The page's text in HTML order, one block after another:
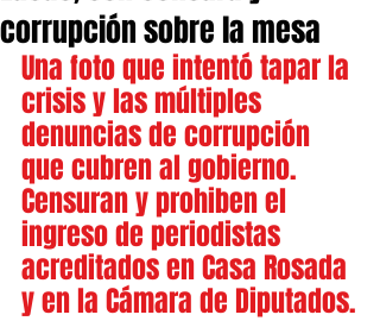
corrupción sobre la mesa
Una foto que intentó tapar la
crisis y las múltiples
denuncias de corrupción
que cubren al gobierno.
Censuran y prohiben el
ingreso de periodistas
acreditados en Casa Rosada
y en la Cámara de Diputados.